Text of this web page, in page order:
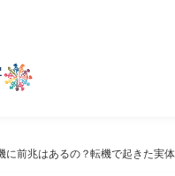
に前兆はあるの？転機で起きた実